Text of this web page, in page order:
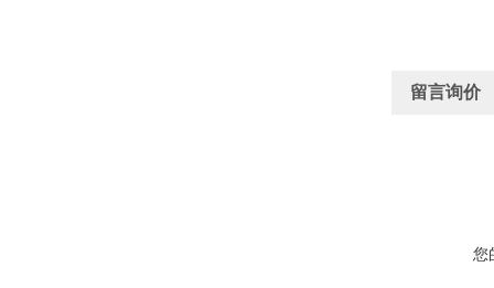
留言询价
您